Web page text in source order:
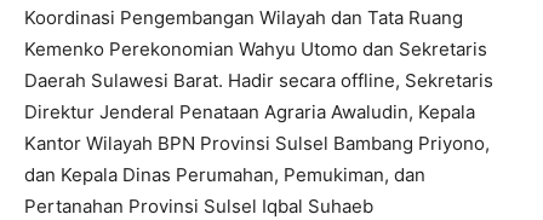
Koordinasi Pengembangan Wilayah dan Tata Ruang
Kemenko Perekonomian Wahyu Utomo dan Sekretaris
Daerah Sulawesi Barat. Hadir secara offline, Sekretaris
Direktur Jenderal Penataan Agraria Awaludin, Kepala
Kantor Wilayah BPN Provinsi Sulsel Bambang Priyono,
dan Kepala Dinas Perumahan, Pemukiman, dan
Pertanahan Provinsi Sulsel Iqbal Suhaeb